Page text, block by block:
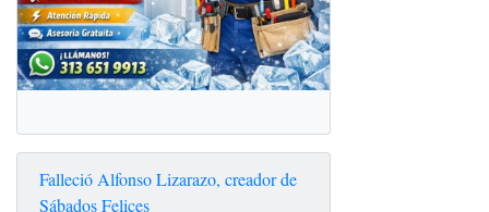
Falleció Alfonso Lizarazo, creador de
Sábados Felices